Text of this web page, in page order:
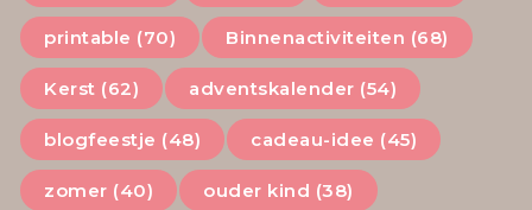
printable (70) Binnenactiviteiten (68)
Kerst (62) adventskalender (54)
blogfeestje (48) cadeau-idee (45)
zomer (40) ouder kind (38)